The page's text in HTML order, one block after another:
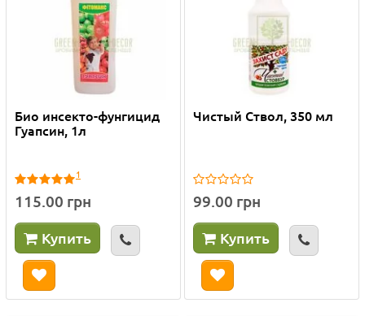
Био инсекто-фунгицид
Гуапсин, 1л
1
115.00 грн
Купить
Чистый Ствол, 350 мл
99.00 грн
Купить